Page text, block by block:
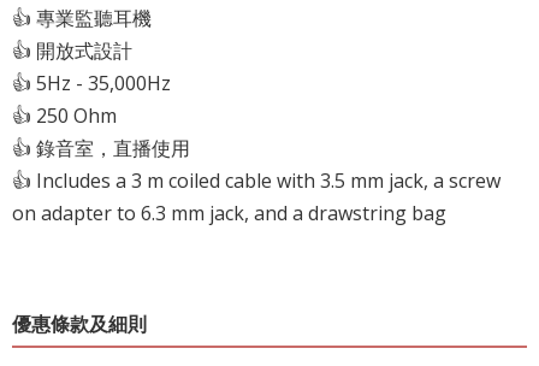
👍 專業監聽耳機
👍 開放式設計
👍 5Hz - 35,000Hz
👍 250 Ohm
👍 錄音室，直播使用
👍 Includes a 3 m coiled cable with 3.5 mm jack, a screw
on adapter to 6.3 mm jack, and a drawstring bag
優惠條款及細則